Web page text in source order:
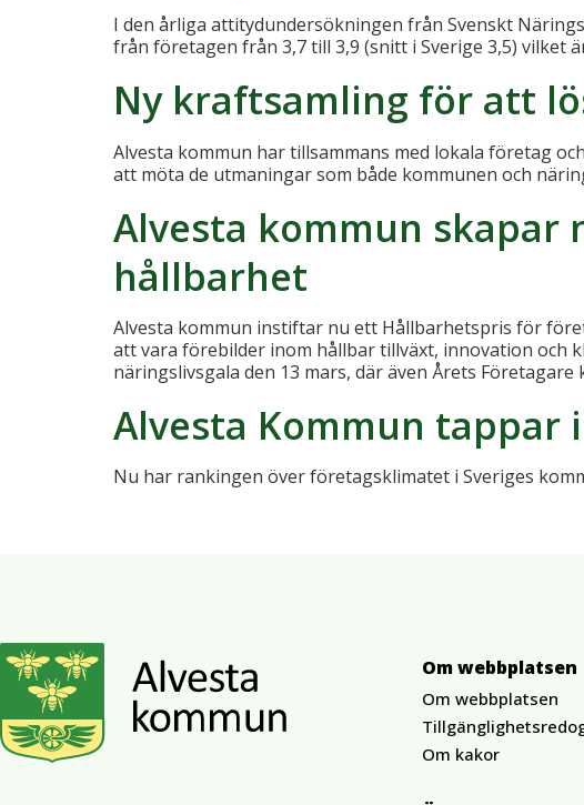
I den årliga attitydundersökningen från Svenskt
från företagen från 3,7 till 3,9 (snitt i Sverige 3,5) vilket
Ny kraftsamling för att
Alvesta kommun har tillsammans med lokala företag
att möta de utmaningar som både kommunen och
Alvesta kommun
hållbarhet
Alvesta kommun instiftar nu ett Hållbarhetspris för
att vara förebilder inom hållbar tillväxt, innovation och
näringslivsgala den 13 mars, där även Årets Företagare
Alvesta Kommun tappar
Nu har rankingen över företagsklimatet i Sveriges
Om webbplatsen
Om webbplatsen
Om kakor